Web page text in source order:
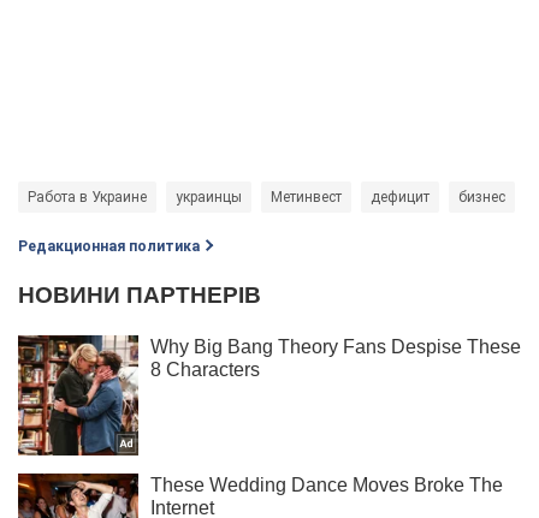
Работа в Украине украинцы Метинвест дефицит бизнес
Редакционная политика